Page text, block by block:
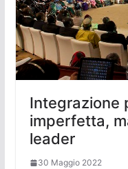
Integrazione
imperfetta,
leader
30 Maggio 2022